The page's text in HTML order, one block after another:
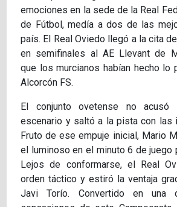
emociones en la sede de la Real
de Fútbol, medía a dos de las
país. El Real Oviedo llegó a la cita
en semifinales al AE Llevant de
que los murcianos habían hecho lo
Alcorcón FS.
El conjunto ovetense no
escenario y saltó a la pista con las
Fruto de ese empuje inicial, Mario
el luminoso en el minuto 6 de juego
Lejos de conformarse, el Real
orden táctico y estiró la ventaja
Javi Torío. Convertido en una